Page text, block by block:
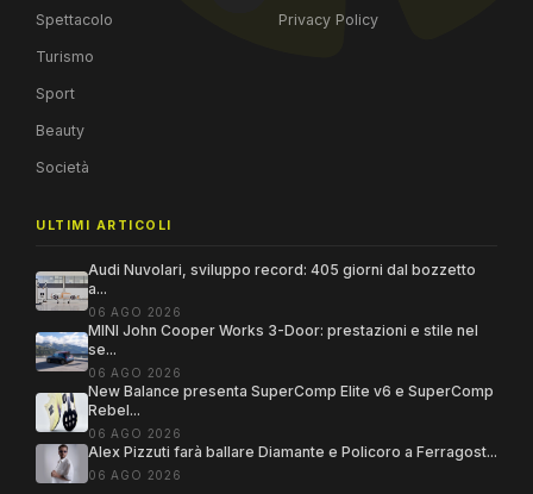
Spettacolo
Turismo
Sport
Beauty
Società
Privacy Policy
ULTIMI ARTICOLI
Audi Nuvolari, sviluppo record: 405 giorni dal bozzetto
a...
06 AGO 2026
MINI John Cooper Works 3-Door: prestazioni e stile nel
se...
06 AGO 2026
New Balance presenta SuperComp Elite v6 e SuperComp
Rebel...
06 AGO 2026
Alex Pizzuti farà ballare Diamante e Policoro a Ferragost...
06 AGO 2026